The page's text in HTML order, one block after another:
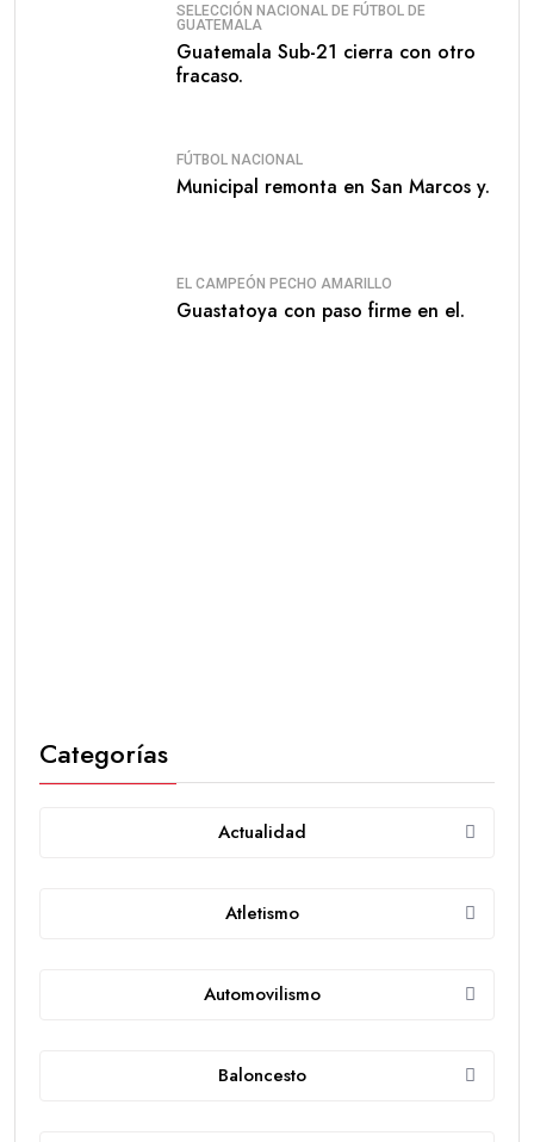
SELECCIÓN NACIONAL DE FÚTBOL DE
GUATEMALA
Guatemala Sub-21 cierra con otro
fracaso.
FÚTBOL NACIONAL
Municipal remonta en San Marcos y.
EL CAMPEÓN PECHO AMARILLO
Guastatoya con paso firme en el.
Categorías
Actualidad
Atletismo
Automovilismo
Baloncesto